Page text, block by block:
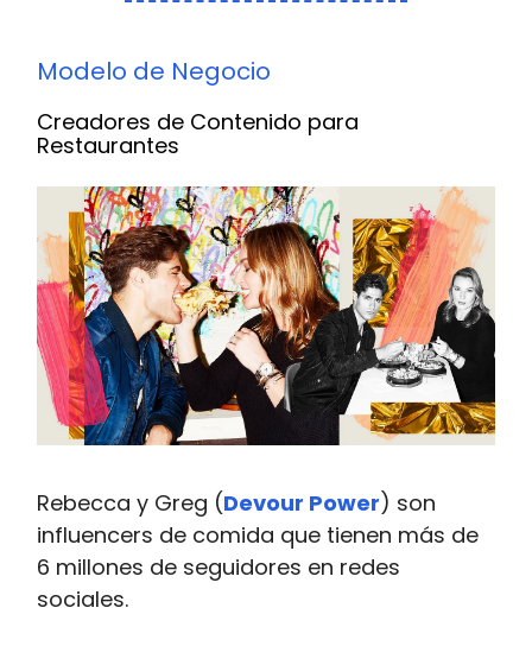
Modelo de Negocio
Creadores de Contenido para
Restaurantes
Rebecca y Greg (Devour Power) son
influencers de comida que tienen más de
6 millones de seguidores en redes
sociales.